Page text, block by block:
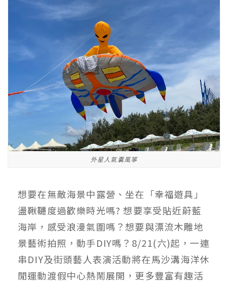
外星人氣囊風箏
想要在無敵海景中露營、坐在「幸福遊具」
盪鞦韆度過歡樂時光嗎? 想要享受貼近蔚藍
海岸，感受浪漫氣圍嗎？想要與漂流木雕地
景藝術拍照，動手DIY嗎？8/21(六)起，一連
串DIY及街頭藝人表演活動將在馬沙溝海洋休
閒運動渡假中心熱鬧展開，更多豐富有趣活